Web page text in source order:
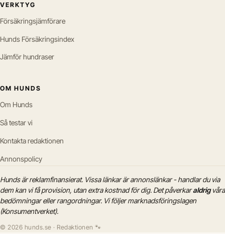
VERKTYG
Försäkringsjämförare
Hunds Försäkringsindex
Jämför hundraser
OM HUNDS
Om Hunds
Så testar vi
Kontakta redaktionen
Annonspolicy
Hunds är reklamfinansierat. Vissa länkar är annonslänkar - handlar du via
dem kan vi få provision, utan extra kostnad för dig. Det påverkaraldrigvåra
bedömningar eller rangordningar. Vi följer marknadsföringslagen
(Konsumentverket).
© 2026 hunds.se · Redaktionen 🐾